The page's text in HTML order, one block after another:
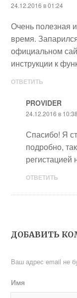
24.12.2016 в 01:24
Очень полезная
время.
официальном
инструкции к
ОТВЕТИТЬ
PROVIDER
24.12.2016 в 10:38
Спасибо! Я
подробно,
регистацией
ОТВЕТИТЬ
ДОБАВИТЬ
Ваш адрес email не
Имя